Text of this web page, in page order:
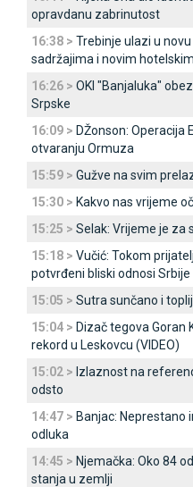
opravdanu zabrinutost
16:38 > Trebinje ulazi u
sadržajima i novim
16:26 > OKI "Banjaluka"
Srpske
16:09 > DŽonson: Operacija
otvaranju Ormuza
15:59 > Gužve na svim
15:30 > Kakvo nas vrijeme
15:25 > Selak: Vrijeme je za
15:18 > Vučić: Tokom
potvrđeni bliski odnosi
15:05 > Sutra sunčano i
15:04 > Dizač tegova Goran
rekord u Leskovcu (VIDEO)
15:02 > Izlaznost na
odsto
14:47 > Banjac:
odluka
14:45 > Njemačka: Oko 84
stanja u zemlji